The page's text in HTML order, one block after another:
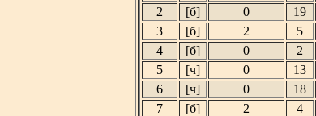
2
[б] 0 19
3
[б] 2 5
4
[б] 0 2
5
[ч] 0 13
6
[ч] 0 18
7
[б] 2 4